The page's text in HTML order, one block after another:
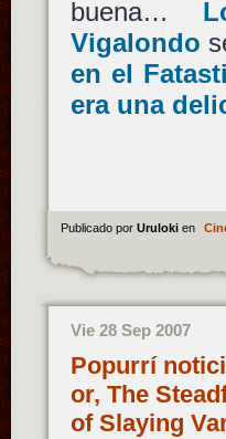
buena…
Vigalondo
en el
era una
Publicado por Uruloki en
Vie 28 Sep 2007
Popurrí
or, The
of Slaying